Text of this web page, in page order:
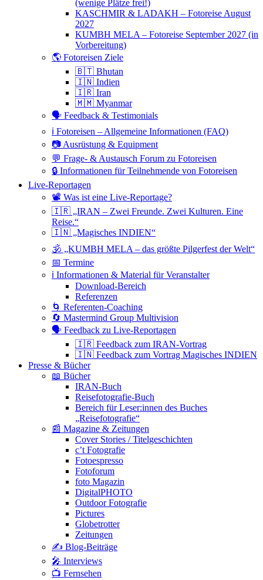
(wenige Plätze frei!)
KASCHMIR & LADAKH – Fotoreise August
2027
KUMBH MELA – Fotoreise September 2027 (in
Vorbereitung)
🌎 Fotoreisen Ziele
🇧🇹 Bhutan
🇮🇳 Indien
🇮🇷 Iran
🇲🇲 Myanmar
🗣 Feedback & Testimonials
ℹ️ Fotoreisen – Allgemeine Informationen (FAQ)
📷 Ausrüstung & Equipment
💬 Frage- & Austausch Forum zu Fotoreisen
🔒 Informationen für Teilnehmende von Fotoreisen
Live-Reportagen
📽 Was ist eine Live-Reportage?
🇮🇷 „IRAN – Zwei Freunde. Zwei Kulturen. Eine
Reise.“
🇮🇳 „Magisches INDIEN“
🕉 „KUMBH MELA – das größte Pilgerfest der Welt“
📅 Termine
ℹ️ Informationen & Material für Veranstalter
Download-Bereich
Referenzen
🌀 Referenten-Coaching
🔄 Mastermind Group Multivision
🗣 Feedback zu Live-Reportagen
🇮🇷 Feedback zum IRAN-Vortrag
🇮🇳 Feedback zum Vortrag Magisches INDIEN
Presse & Bücher
📖 Bücher
IRAN-Buch
Reisefotografie-Buch
Bereich für Leser:innen des Buches
„Reisefotografie“
📰 Magazine & Zeitungen
Cover Stories / Titelgeschichten
c’t Fotografie
Fotoespresso
Fotoforum
foto Magazin
DigitalPHOTO
Outdoor Fotografie
Pictures
Globetrotter
Zeitungen
✍️ Blog-Beiträge
🎤 Interviews
📺 Fernsehen